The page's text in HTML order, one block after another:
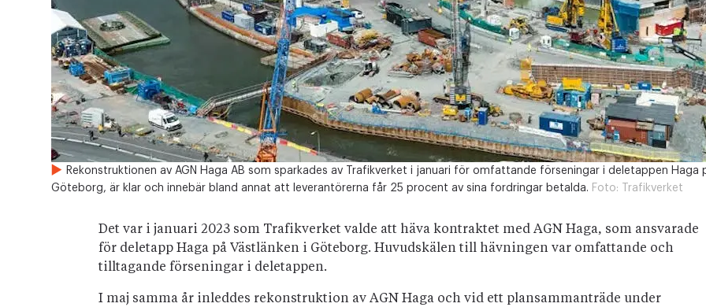
Rekonstruktionen av AGN Haga AB som sparkades av Trafikverket i januari för omfattande förseningar i deletappen Haga
Göteborg, är klar och innebär bland annat att leverantörerna får 25 procent av sina fordringar betalda. Foto: Trafikverket
Det var i januari 2023 som Trafikverket valde att häva kontraktet med AGN Haga, som ansvarade
för deletapp Haga på Västlänken i Göteborg. Huvudskälen till hävningen var omfattande och
tilltagande förseningar i deletappen.
I maj samma år inleddes rekonstruktion av AGN Haga och vid ett plansammanträde under